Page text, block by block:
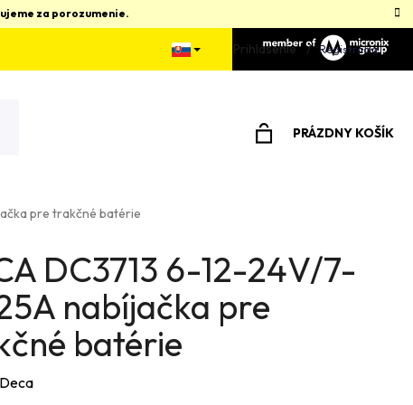
za porozumenie.
Prihlásenie Registrácia
PRÁZDNY KOŠÍK
pre trakčné batérie
DC3713 6-12-24V/7-
nabíjačka pre
batérie
Deca